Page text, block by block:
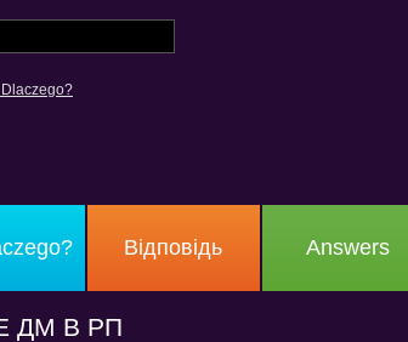
Відповідь Answers
ДМ В РП